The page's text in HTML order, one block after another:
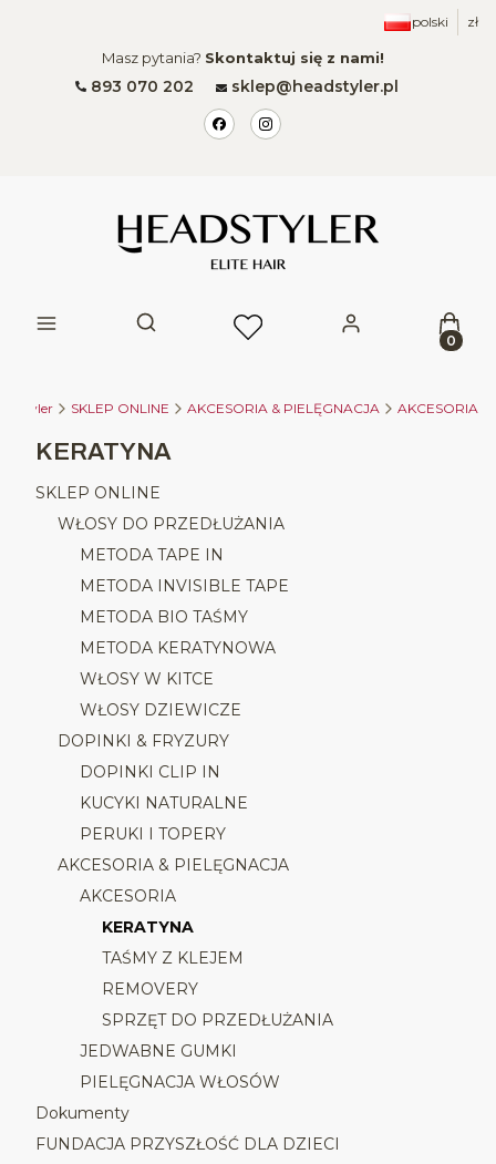
polski zł
Masz pytania? Skontaktuj się z nami!
893 070 202 sklep@headstyler.pl
Otwórz wyszukiwarkę
SKLEP ONLINE AKCESORIA & PIELĘGNACJA AKCESORIA
KERATYNA
SKLEP ONLINE
WŁOSY DO PRZEDŁUŻANIA
METODA TAPE IN
METODA INVISIBLE TAPE
METODA BIO TAŚMY
METODA KERATYNOWA
WŁOSY W KITCE
WŁOSY DZIEWICZE
DOPINKI & FRYZURY
DOPINKI CLIP IN
KUCYKI NATURALNE
PERUKI I TOPERY
AKCESORIA & PIELĘGNACJA
AKCESORIA
KERATYNA
TAŚMY Z KLEJEM
REMOVERY
SPRZĘT DO PRZEDŁUŻANIA
JEDWABNE GUMKI
PIELĘGNACJA WŁOSÓW
Dokumenty
FUNDACJA PRZYSZŁOŚĆ DLA DZIECI